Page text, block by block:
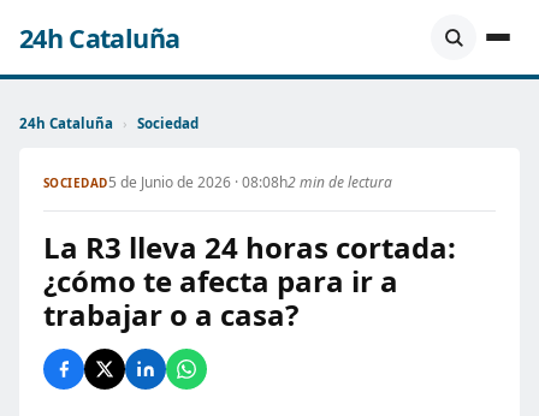
24h Cataluña
24h Cataluña › Sociedad
SOCIEDAD5 de Junio de 2026 · 08:08h2 min de lectura
La R3 lleva 24 horas cortada:
¿cómo te afecta para ir a
trabajar o a casa?